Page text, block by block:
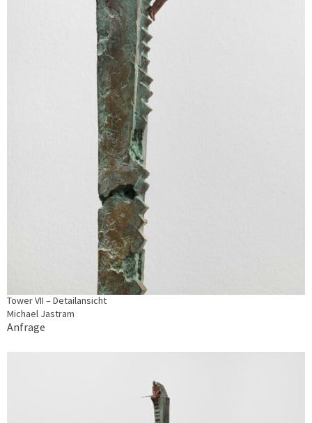
Tower VII – Detailansicht
Michael Jastram
Anfrage